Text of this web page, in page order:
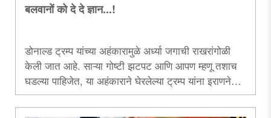
बलवानों को दे दे ज्ञान...!
डोनाल्ड ट्रम्प यांच्या अहंकारामुळे अर्ध्या जगाची राखरांगोळी
केली जात आहे. साऱ्या गोष्टी झटपट आणि आपण म्हणू तशाच
घडल्या पाहिजेत, या अहंकाराने घेरलेल्या ट्रम्प यांना इराणने
जोरदार दणका दिला आहे. अमेरिकेला ‌‘महान‌’ करण्याऐवजी
तिचा दरारा ‌‘लहान‌’ करण्यास ते जबाबदार ठरत आहेत...